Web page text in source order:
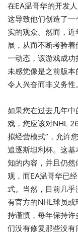
在EA温哥华的开发
这导致他们创造了
实的观众。然而，
展，从而不断考验
一动态，该游戏成
未感觉像是之前版
令人兴奋而非义务性。
如果您在过去几年
戏，您应该对NHL
拟经营模式”，允许
追逐斯坦利杯。这
知的内容，并且仍
观，而EA温哥华已
式。当然，目前几
有官方的NHL球员
持谨慎，每年保持
们没有修复那些没有